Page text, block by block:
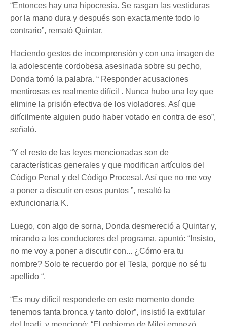
“Entonces hay una hipocresía. Se rasgan las vestiduras
por la mano dura y después son exactamente todo lo
contrario”, remató Quintar.
Haciendo gestos de incomprensión y con una imagen de
la adolescente cordobesa asesinada sobre su pecho,
Donda tomó la palabra. “ Responder acusaciones
mentirosas es realmente difícil . Nunca hubo una ley que
elimine la prisión efectiva de los violadores. Así que
difícilmente alguien pudo haber votado en contra de eso”,
señaló.
“Y el resto de las leyes mencionadas son de
características generales y que modifican artículos del
Código Penal y del Código Procesal. Así que no me voy
a poner a discutir en esos puntos ”, resaltó la
exfuncionaria K.
Luego, con algo de sorna, Donda desmereció a Quintar y,
mirando a los conductores del programa, apuntó: “Insisto,
no me voy a poner a discutir con... ¿Cómo era tu
nombre? Solo te recuerdo por el Tesla, porque no sé tu
apellido “.
“Es muy difícil responderle en este momento donde
tenemos tanta bronca y tanto dolor”, insistió la extitular